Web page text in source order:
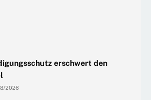
erschwert den
2026